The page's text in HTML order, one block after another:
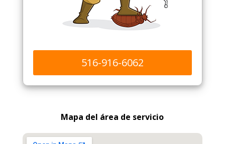
516-916-6062
Mapa del área de servicio